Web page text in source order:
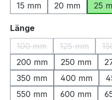
15 mm
20 mm 25
Längeauswählen
100 mm
(Diese Option ist
125 mm
(Diese
200 mm 250 mm
350 mm
400 mm
550 mm
600 mm